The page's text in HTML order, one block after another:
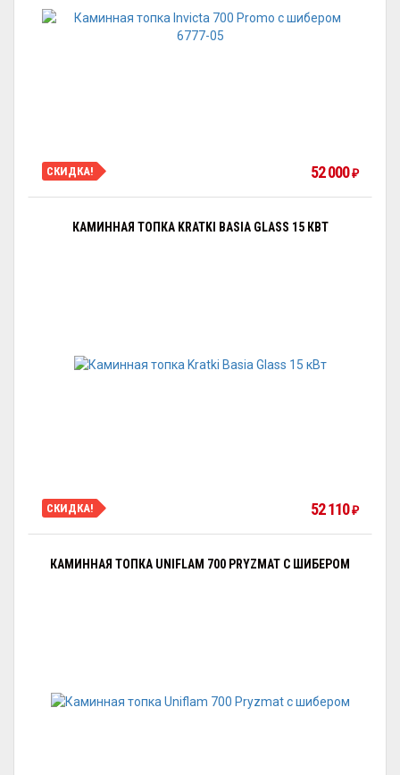
СКИДКА! 52 000 ₽
КАМИННАЯ ТОПКА KRATKI BASIA GLASS 15 КВТ
СКИДКА! 52 110 ₽
КАМИННАЯ ТОПКА UNIFLAM 700 PRYZMAT С ШИБЕРОМ